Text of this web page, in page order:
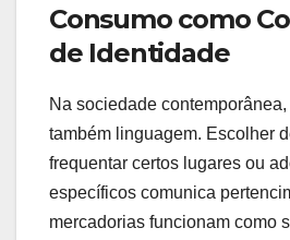
Consumo como
de Identidade
Na sociedade
também linguagem. Escolher
frequentar certos lugares ou
específicos comunica
mercadorias funcionam como